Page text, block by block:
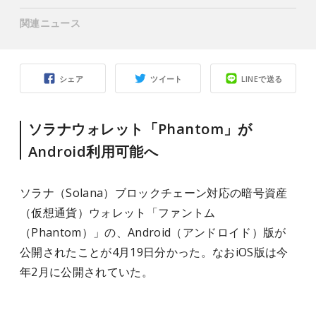
シェア ツイート LINEで送る
ソラナウォレット「Phantom」が
Android利用可能へ
ソラナ（Solana）ブロックチェーン対応の暗号資産
（仮想通貨）ウォレット「ファントム
（Phantom）」の、Android（アンドロイド）版が
公開されたことが4月19日分かった。なおiOS版は今
年2月に公開されていた。
関連ニュース